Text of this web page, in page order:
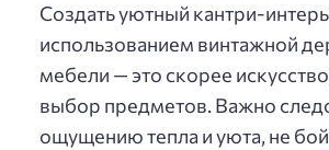
Создать уютный кантри-
использованием винтажной
мебели — это скорее
выбор предметов. Важно
ощущению тепла и уюта, не